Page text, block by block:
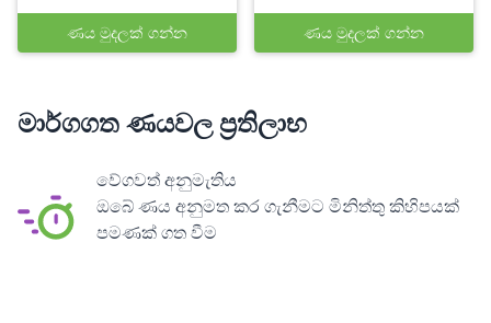
ණය මුදලක් ගන්න ණය මුදලක් ගන්න
මාර්ගගත ණයවල ප්‍රතිලාභ
වේගවත් අනුමැතිය
ඔබේ ණය අනුමත කර ගැනීමට මිනිත්තු කිහිපයක්
පමණක් ගත වීම